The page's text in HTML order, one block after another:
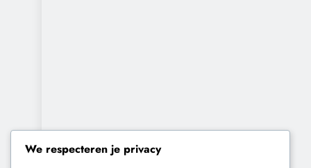
We respecteren je privacy